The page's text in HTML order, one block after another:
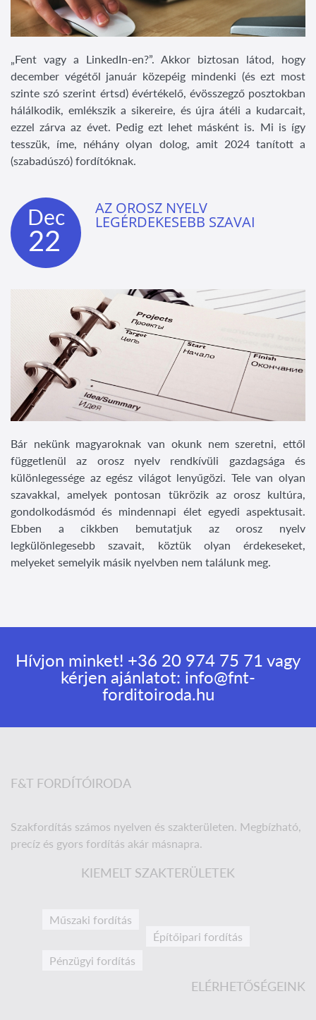
„Fent vagy a LinkedIn-en?”. Akkor biztosan látod, hogy
december végétől január közepéig mindenki (és ezt most
szinte szó szerint értsd) évértékelő, évösszegző posztokban
hálálkodik, emlékszik a sikereire, és újra átéli a kudarcait,
ezzel zárva az évet. Pedig ezt lehet másként is. Mi is így
tesszük, íme, néhány olyan dolog, amit 2024 tanított a
(szabadúszó) fordítóknak.
Dec
22
AZ OROSZ NYELV
LEGÉRDEKESEBB SZAVAI
Bár nekünk magyaroknak van okunk nem szeretni, ettől
függetlenül az orosz nyelv rendkívüli gazdagsága és
különlegessége az egész világot lenyűgözi. Tele van olyan
szavakkal, amelyek pontosan tükrözik az orosz kultúra,
gondolkodásmód és mindennapi élet egyedi aspektusait.
Ebben a cikkben bemutatjuk az orosz nyelv
legkülönlegesebb szavait, köztük olyan érdekeseket,
melyeket semelyik másik nyelvben nem találunk meg.
Hívjon minket! +36 20 974 75 71 vagy
kérjen ajánlatot: info@fnt-
forditoiroda.hu
F&T FORDÍTÓIRODA
Szakfordítás számos nyelven és szakterületen. Megbízható,
precíz és gyors fordítás akár másnapra.
KIEMELT SZAKTERÜLETEK
Műszaki fordítás
Építőipari fordítás
Pénzügyi fordítás
ELÉRHETŐSÉGEINK